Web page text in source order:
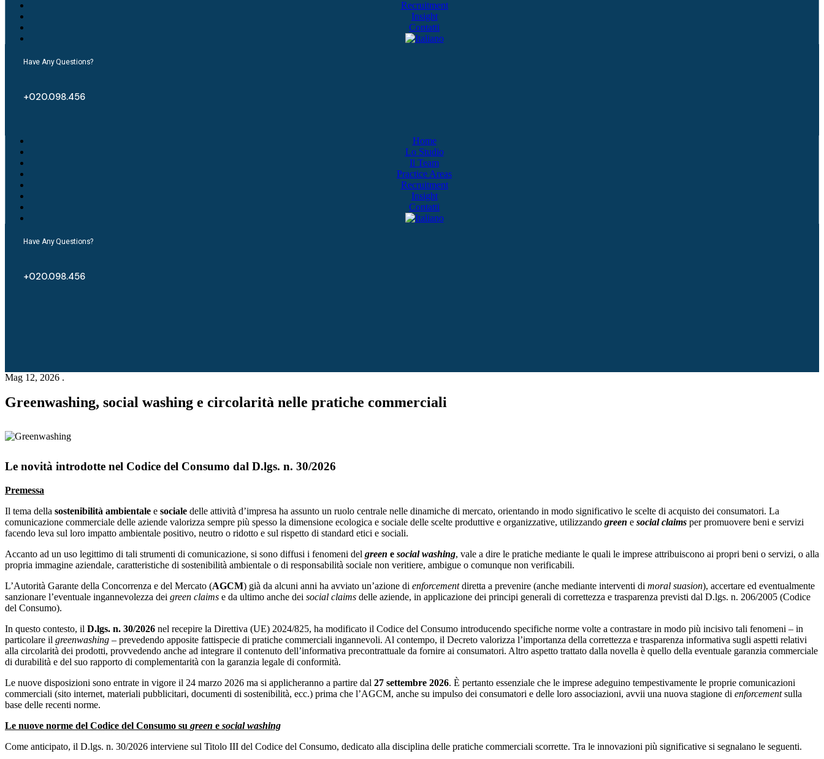
Recruitment
Insight
Contatti
+020.098.456
Have Any Questions?
Home
Lo Studio
Il Team
Practice Areas
Recruitment
Insight
Contatti
+020.098.456
Have Any Questions?
Mag 12, 2026 .
Greenwashing, social washing e circolarità nelle pratiche commerciali
Le novità introdotte nel Codice del Consumo dal D.lgs. n. 30/2026
Premessa
Il tema della sostenibilità ambientale e sociale delle attività d’impresa ha assunto un ruolo centrale nelle dinamiche di mercato, orientando in modo significativo le scelte di acquisto dei consumatori. La
comunicazione commerciale delle aziende valorizza sempre più spesso la dimensione ecologica e sociale delle scelte produttive e organizzative, utilizzando green e social claims per promuovere beni e servizi
facendo leva sul loro impatto ambientale positivo, neutro o ridotto e sul rispetto di standard etici e sociali.
Accanto ad un uso legittimo di tali strumenti di comunicazione, si sono diffusi i fenomeni del green e social washing, vale a dire le pratiche mediante le quali le imprese attribuiscono ai propri beni o servizi, o alla
propria immagine aziendale, caratteristiche di sostenibilità ambientale o di responsabilità sociale non veritiere, ambigue o comunque non verificabili.
L’Autorità Garante della Concorrenza e del Mercato (AGCM) già da alcuni anni ha avviato un’azione di enforcementdiretta a prevenire (anche mediante interventi di moral suasion), accertare ed eventualmente
sanzionare l’eventuale ingannevolezza dei green claims e da ultimo anche dei social claims delle aziende, in applicazione dei principi generali di correttezza e trasparenza previsti dal D.lgs. n. 206/2005 (Codice
del Consumo).
In questo contesto, il D.lgs. n. 30/2026 nel recepire la Direttiva (UE) 2024/825, ha modificato il Codice del Consumo introducendo specifiche norme volte a contrastare in modo più incisivo tali fenomeni – in
particolare il greenwashing – prevedendo apposite fattispecie di pratiche commerciali ingannevoli. Al contempo, il Decreto valorizza l’importanza della correttezza e trasparenza informativa sugli aspetti relativi
alla circolarità dei prodotti, provvedendo anche ad integrare il contenuto dell’informativa precontrattuale da fornire ai consumatori. Altro aspetto trattato dalla novella è quello della eventuale garanzia commerciale
di durabilità e del suo rapporto di complementarità con la garanzia legale di conformità.
Le nuove disposizioni sono entrate in vigore il 24 marzo 2026 ma si applicheranno a partire dal 27 settembre 2026. È pertanto essenziale che le imprese adeguino tempestivamente le proprie comunicazioni
commerciali (sito internet, materiali pubblicitari, documenti di sostenibilità, ecc.) prima che l’AGCM, anche su impulso dei consumatori e delle loro associazioni, avvii una nuova stagione di enforcementsulla
base delle recenti norme.
Le nuove norme del Codice del Consumo su green e social washing
Come anticipato, il D.lgs. n. 30/2026 interviene sul Titolo III del Codice del Consumo, dedicato alla disciplina delle pratiche commerciali scorrette. Tra le innovazioni più significative si segnalano le seguenti.